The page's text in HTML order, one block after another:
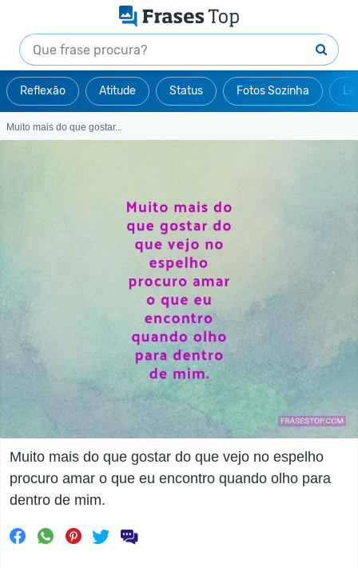
Reflexão Atitude Status Fotos Sozinha
Muito mais do que gostar...
Muito mais do que gostar do que vejo no espelho
procuro amar o que eu encontro quando olho para
dentro de mim.